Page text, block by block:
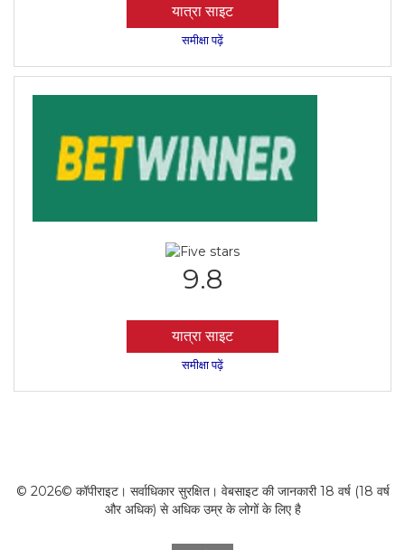
यात्रा साइट
समीक्षा पढ़ें
9.8
यात्रा साइट
समीक्षा पढ़ें
© 2026© कॉपीराइट। सर्वाधिकार सुरक्षित। वेबसाइट की जानकारी 18 वर्ष (18 वर्ष
और अधिक) से अधिक उम्र के लोगों के लिए है